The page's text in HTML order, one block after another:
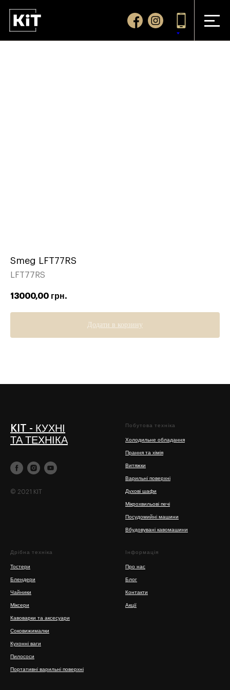
Smeg LFT77RS
LFT77RS
13000,00 грн.
Додати в корзину
KIT - КУХНІ
ТА ТЕХНІКА
© 2021 KIT
Побутова техніка
Холодильне обладання
Прання та хімія
Витяжки
Варильні поверхні
Духові шафи
Мікрохвильові печі
Посудомийні машини
Вбудовувані кавомашини
Дрібна техніка
Тостери
Блендери
Чайники
Міксери
Кавоварки та аксесуари
Соковижималки
Кухонні ваги
Пилососи
Портативні варильні поверхні
Інформація
Про нас
Блог
Контакти
Акції